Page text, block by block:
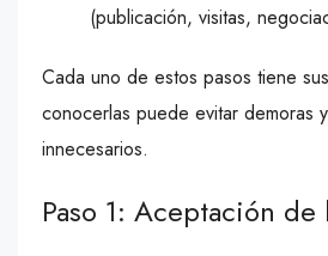
(publicación, visitas,
Cada uno de estos pasos tiene
conocerlas puede evitar demoras
innecesarios.
Paso 1: Aceptación